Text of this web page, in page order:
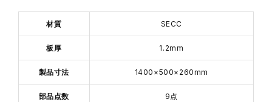
材質 SECC
板厚 1.2mm
製品寸法 1400×500×260mm
部品点数 9点